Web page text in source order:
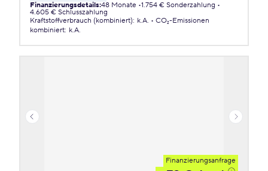
Finanzierungsdetails:48 Monate 1.754 € Sonderzahlung
4.605 € Schlusszahlung
Kraftstoffverbrauch (kombiniert): k.A.
CO₂-Emissionen
kombiniert: k.A.
Finanzierungsanfrage